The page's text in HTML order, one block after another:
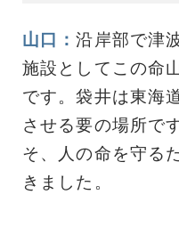
山口：沿岸部で津
施設としてこの命
です。袋井は東海
させる要の場所で
そ、人の命を守る
きました。